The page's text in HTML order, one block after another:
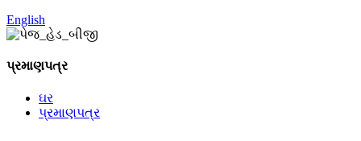
English
પ્રમાણપત્ર
ઘર
પ્રમાણપત્ર